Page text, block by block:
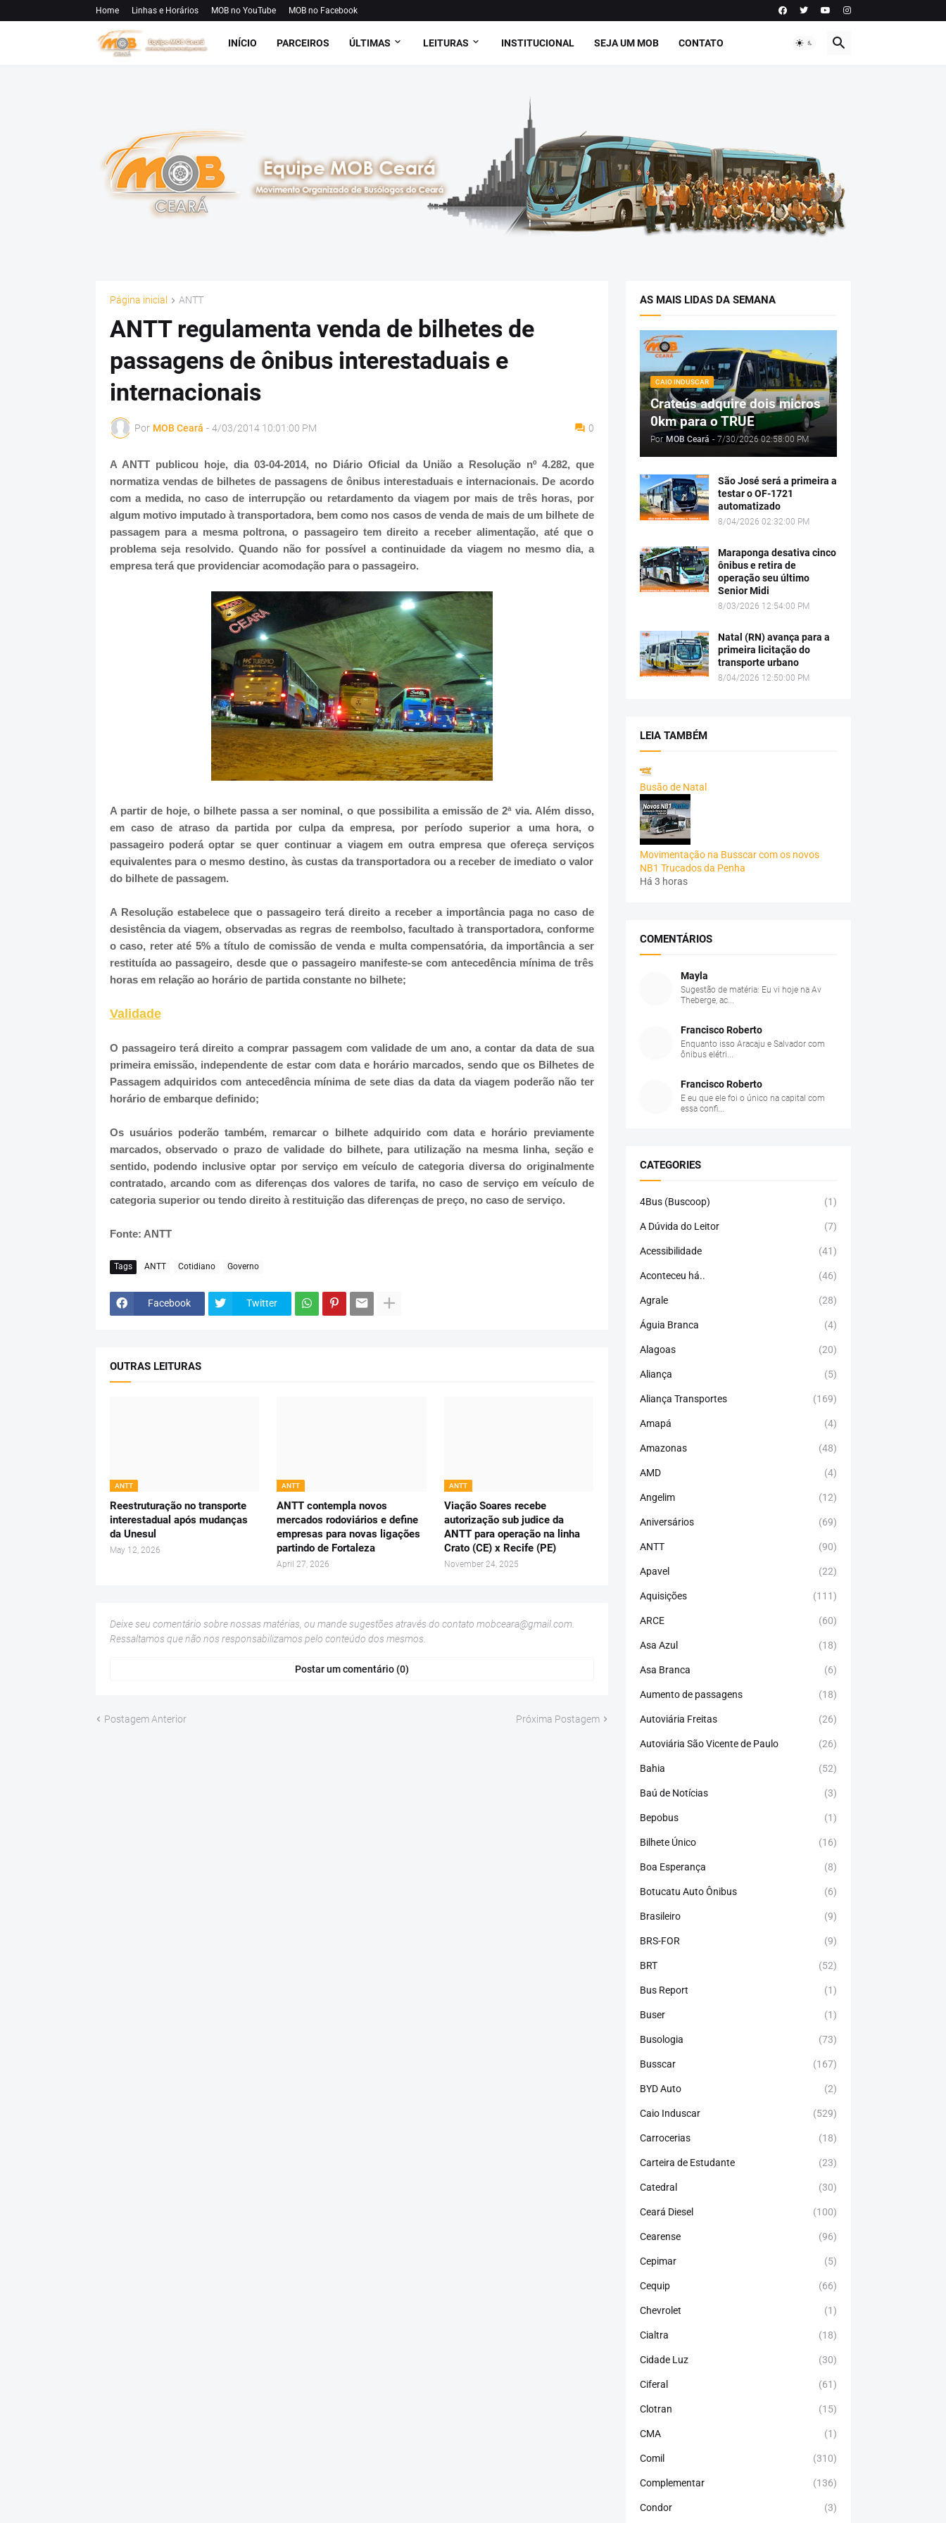
Home Linhas e Horários MOB no YouTube MOB no Facebook
INÍCIO PARCEIROS ÚLTIMAS LEITURAS INSTITUCIONAL SEJA UM MOB CONTATO
Página inicial ANTT
ANTT regulamenta venda de bilhetes de
passagens de ônibus interestaduais e
internacionais
Por MOB Ceará - 4/03/2014 10:01:00 PM 0
A ANTT publicou hoje, dia 03-04-2014, no Diário Oficial da União a Resolução nº 4.282, que
normatiza vendas de bilhetes de passagens de ônibus interestaduais e internacionais. De acordo
com a medida, no caso de interrupção ou retardamento da viagem por mais de três horas, por
algum motivo imputado à transportadora, bem como nos casos de venda de mais de um bilhete de
passagem para a mesma poltrona, o passageiro tem direito a receber alimentação, até que o
problema seja resolvido. Quando não for possível a continuidade da viagem no mesmo dia, a
empresa terá que providenciar acomodação para o passageiro.
A partir de hoje, o bilhete passa a ser nominal, o que possibilita a emissão de 2ª via. Além disso,
em caso de atraso da partida por culpa da empresa, por período superior a uma hora, o
passageiro poderá optar se quer continuar a viagem em outra empresa que ofereça serviços
equivalentes para o mesmo destino, às custas da transportadora ou a receber de imediato o valor
do bilhete de passagem.
A Resolução estabelece que o passageiro terá direito a receber a importância paga no caso de
desistência da viagem, observadas as regras de reembolso, facultado à transportadora, conforme
o caso, reter até 5% a título de comissão de venda e multa compensatória, da importância a ser
restituída ao passageiro, desde que o passageiro manifeste-se com antecedência mínima de três
horas em relação ao horário de partida constante no bilhete;
Validade
O passageiro terá direito a comprar passagem com validade de um ano, a contar da data de sua
primeira emissão, independente de estar com data e horário marcados, sendo que os Bilhetes de
Passagem adquiridos com antecedência mínima de sete dias da data da viagem poderão não ter
horário de embarque definido;
Os usuários poderão também, remarcar o bilhete adquirido com data e horário previamente
marcados, observado o prazo de validade do bilhete, para utilização na mesma linha, seção e
sentido, podendo inclusive optar por serviço em veículo de categoria diversa do originalmente
contratado, arcando com as diferenças dos valores de tarifa, no caso de serviço em veículo de
categoria superior ou tendo direito à restituição das diferenças de preço, no caso de serviço.
Fonte: ANTT
Tags ANTT Cotidiano Governo
Facebook Twitter
OUTRAS LEITURAS
ANTT
Reestruturação no transporte
interestadual após mudanças
da Unesul
May 12, 2026
ANTT
ANTT contempla novos
mercados rodoviários e define
empresas para novas ligações
partindo de Fortaleza
April 27, 2026
ANTT
Viação Soares recebe
autorização sub judice da
ANTT para operação na linha
Crato (CE) x Recife (PE)
November 24, 2025
Deixe seu comentário sobre nossas matérias, ou mande sugestões através do contato mobceara@gmail.com
Ressaltamos que não nos responsabilizamos pelo conteúdo dos mesmos.
Postar um comentário (0)
Postagem Anterior Próxima Postagem
AS MAIS LIDAS DA SEMANA
CAIO INDUSCAR
Crateús adquire dois micros
0km para o TRUE
Por MOB Ceará - 7/30/2026 02:58:00 PM
São José será a primeira a
testar o OF-1721
automatizado
8/04/2026 02:32:00 PM
Maraponga desativa cinco
ônibus e retira de
operação seu último
Senior Midi
8/03/2026 12:54:00 PM
Natal (RN) avança para a
primeira licitação do
transporte urbano
8/04/2026 12:50:00 PM
LEIA TAMBÉM
Busão de Natal
Movimentação na Busscar com os novos
NB1 Trucados da Penha
Há 3 horas
COMENTÁRIOS
Mayla
Sugestão de matéria: Eu vi hoje na Av
Theberge, ac...
Francisco Roberto
Enquanto isso Aracaju e Salvador com
ônibus elétri...
Francisco Roberto
E eu que ele foi o único na capital com
essa confi...
CATEGORIES
4Bus (Buscoop) (1)
A Dúvida do Leitor (7)
Acessibilidade (41)
Aconteceu há.. (46)
Agrale (28)
Águia Branca (4)
Alagoas (20)
Aliança (5)
Aliança Transportes (169)
Amapá (4)
Amazonas (48)
AMD (4)
Angelim (12)
Aniversários (69)
ANTT (90)
Apavel (22)
Aquisições (111)
ARCE (60)
Asa Azul (18)
Asa Branca (6)
Aumento de passagens (18)
Autoviária Freitas (26)
Autoviária São Vicente de Paulo (26)
Bahia (52)
Baú de Notícias (3)
Bepobus (1)
Bilhete Único (16)
Boa Esperança (8)
Botucatu Auto Ônibus (6)
Brasileiro (9)
BRS-FOR (9)
BRT (52)
Bus Report (1)
Buser (1)
Busologia (73)
Busscar (167)
BYD Auto (2)
Caio Induscar (529)
Carrocerias (18)
Carteira de Estudante (23)
Catedral (30)
Ceará Diesel (100)
Cearense (96)
Cepimar (5)
Cequip (66)
Chevrolet (1)
Cialtra (18)
Cidade Luz (30)
Ciferal (61)
Clotran (15)
CMA (1)
Comil (310)
Complementar (136)
Condor (3)